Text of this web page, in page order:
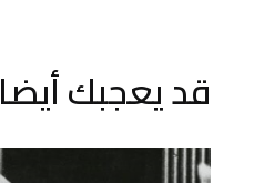
قد يعجبك أيضا